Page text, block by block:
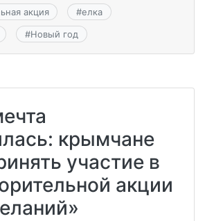
акция #елка
#Новый год
крымчане
участие в
акции